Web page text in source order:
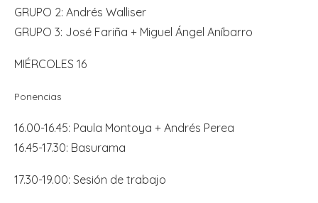
GRUPO 2: Andrés Walliser
GRUPO 3: José Fariña + Miguel Ángel Aníbarro
MIÉRCOLES 16
Ponencias
16.00-16.45: Paula Montoya + Andrés Perea
16.45-17.30: Basurama
17.30-19.00: Sesión de trabajo